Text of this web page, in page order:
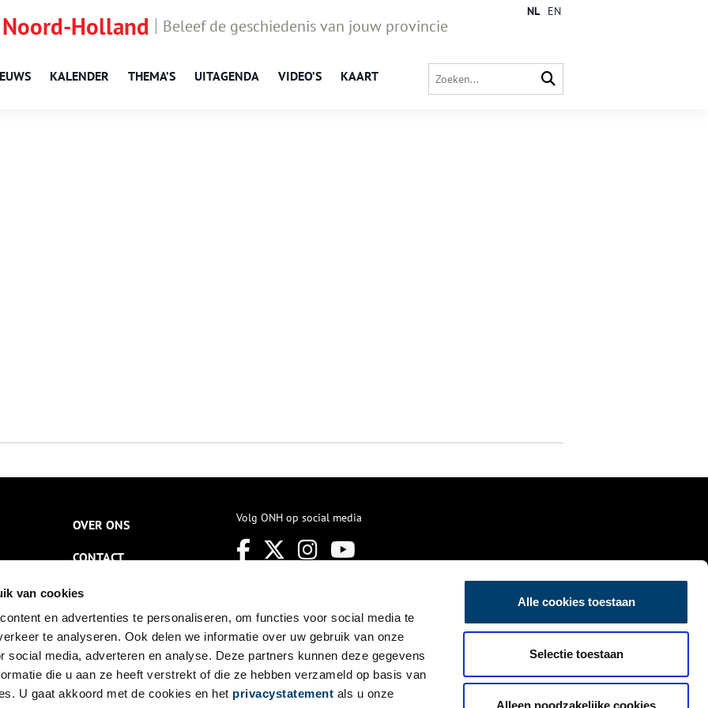
van cookies
en advertenties te personaliseren, om functies voor social media te
te analyseren. Ook delen we informatie over uw gebruik van onze
social media, adverteren en analyse. Deze partners kunnen deze gegevens
die u aan ze heeft verstrekt of die ze hebben verzameld op basis van
U gaat akkoord met de cookies en het privacystatement als u onze
Alle cookies toestaan
Selectie toestaan
Alleen noodzakelijke cookies
Holland Beleef de geschiedenis van jouw provincie
KALENDER THEMA’S UITAGENDA VIDEO’S KAART
NL EN
OVER ONS
CONTACT
NIEUWSBRIEF
DISCLAIMER
PRIVACY
TOEGANKELIJKHEID
Volg ONH op social media